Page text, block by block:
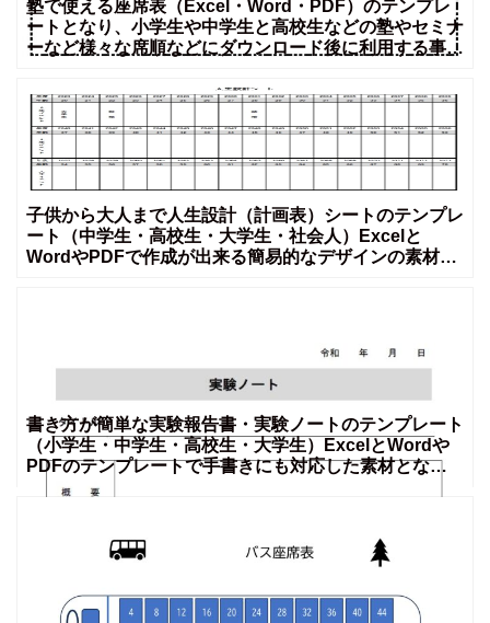
塾で使える座席表（Excel・Word・PDF）のテンプレ
ートとなり、小学生や中学生と高校生などの塾やセミナ
ーなど様々な席順などにダウンロード後に利用する事が
子供から大人まで人生設計（計画表）シートのテンプレ
ート（中学生・高校生・大学生・社会人）Excelと
WordやPDFで作成が出来る簡易的なデザインの素材と
書き方が簡単な実験報告書・実験ノートのテンプレート
（小学生・中学生・高校生・大学生）ExcelとWordや
PDFのテンプレートで手書きにも対応した素材となり